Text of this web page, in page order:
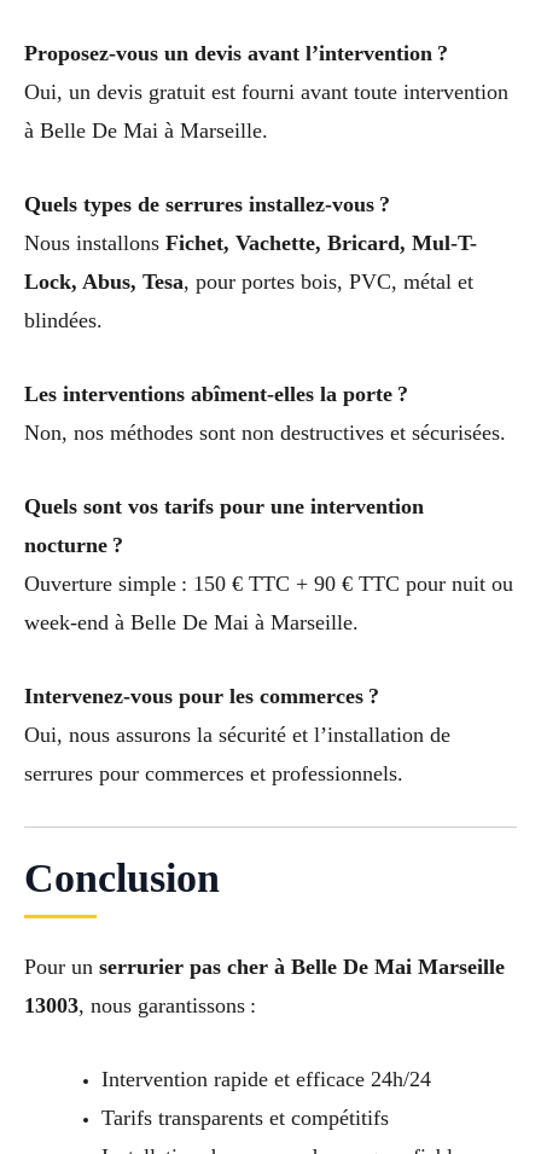
Proposez-vous un devis avant l’intervention ?
Oui, un devis gratuit est fourni avant toute intervention
à Belle De Mai à Marseille.
Quels types de serrures installez-vous ?
Nous installons Fichet, Vachette, Bricard, Mul-T-
Lock, Abus, Tesa, pour portes bois, PVC, métal et
blindées.
Les interventions abîment-elles la porte ?
Non, nos méthodes sont non destructives et sécurisées.
Quels sont vos tarifs pour une intervention
nocturne ?
Ouverture simple : 150 € TTC + 90 € TTC pour nuit ou
week-end à Belle De Mai à Marseille.
Intervenez-vous pour les commerces ?
Oui, nous assurons la sécurité et l’installation de
serrures pour commerces et professionnels.
Conclusion
Pour un serrurier pas cher à Belle De Mai Marseille
13003, nous garantissons :
Intervention rapide et efficace 24h/24
Tarifs transparents et compétitifs